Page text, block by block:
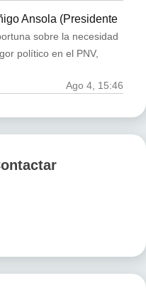
Ansola (Presidente
sobre la necesidad
político en el PNV,
Ago 4, 15:46